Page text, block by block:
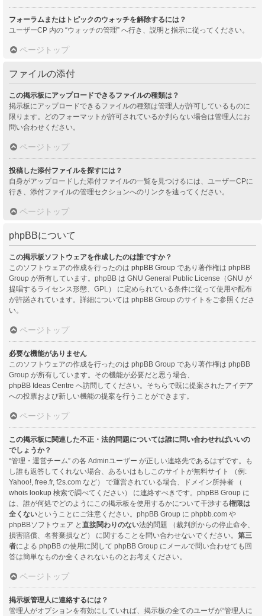
フォーラムまたはトピックのウォッチを解除するには？
ユーザーCP 内の “ウォッチの管理” へ行き、説明と指示に従ってください。
ページトップ
ファイルの添付
この掲示板にアップロードできるファイルの種類は？
掲示板にアップロードできるファイルの種類は管理人が許可しているものに
限ります。どのフォーマットが許可されているか判らない場合は管理人にお
問い合わせください。
ページトップ
投稿した添付ファイルを探すには？
自身がアップロードした添付ファイルの一覧を見つけるには、ユーザーCPに
行き、添付ファイルの管理セクションへのリンクを辿ってください。
ページトップ
phpBBについて
この掲示板ソフトウェアを作成したのは誰ですか？
このソフトウェアの作成を行ったのは phpBB Group であり著作権は phpBB
Group が所有しています。phpBB は GNU General Public License（GNU が
提唱するライセンス形態、GPL） に定められている条件に従って使用や配布
が許諾されています。詳細については phpBB Group のサイトをご参照くださ
い。
ページトップ
必要な機能がありません
このソフトウェアの作成を行ったのは phpBB Group であり著作権は phpBB
Group が所有しています。その機能が必要だと思う場合、
phpBB Ideas Centre へ訪問してください。そちらで既に提案されたアイデア
への投票および新しい機能の提案を行うことができます。
ページトップ
この掲示板に関連した不正・法的問題については誰に問い合わせればいいの
でしょうか？
“管理・運営チーム” の各 Adminユーザー が正しい連絡先であるはずです。も
し誰も返答してくれない場合、あるいはもしこのサイトが無料サイト （例:
Yahoo!, free.fr, f2s.com など） で運営されている場合、ドメイン所持者 （
whois lookup 検索で調べてください） に連絡すべきです。phpBB Group に
は、誰が何処でどのようにこの掲示板を使用するかについて干渉する権限は
全くないということにご注意ください。phpBB Group に phpbb.com や
phpBBソフトウェア と 直接関わりのない法的問題 （裁判所からの停止命令、
損害賠償、名誉棄損など） に関することを問い合わせないでください。 第三
者による phpBB の使用に関して phpBB Group にメールで問い合わせても回
答は簡単なものか全くされないものとお考えください。
ページトップ
掲示板管理人に連絡するには？
管理人がオプションを有効にしていれば、掲示板の全てのユーザが“管理人に